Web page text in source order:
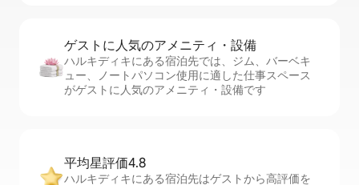
ゲストに人⁠気⁠のア⁠メ⁠ニ⁠テ⁠ィ・設⁠備
ハルキディキにある宿泊先では、ジム、バーベキ
ュー、ノートパソコン使用に適した仕事スペース
がゲストに人気のアメニティ・設備です
平均星評価4.8
ハルキディキにある宿泊先はゲストから高評価を